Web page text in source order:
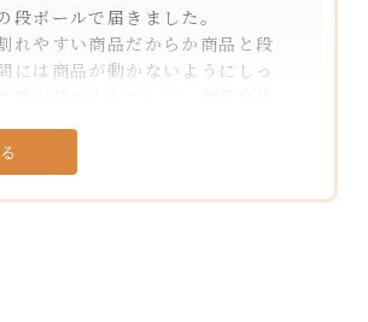
段ボールで届きました。
れやすい商品だからか商品と段
には商品が動かないようにしっ
すと高級感のあるしっかりとし
贈り物にもピッタリ！
て、見ているだけでテンションが
います。